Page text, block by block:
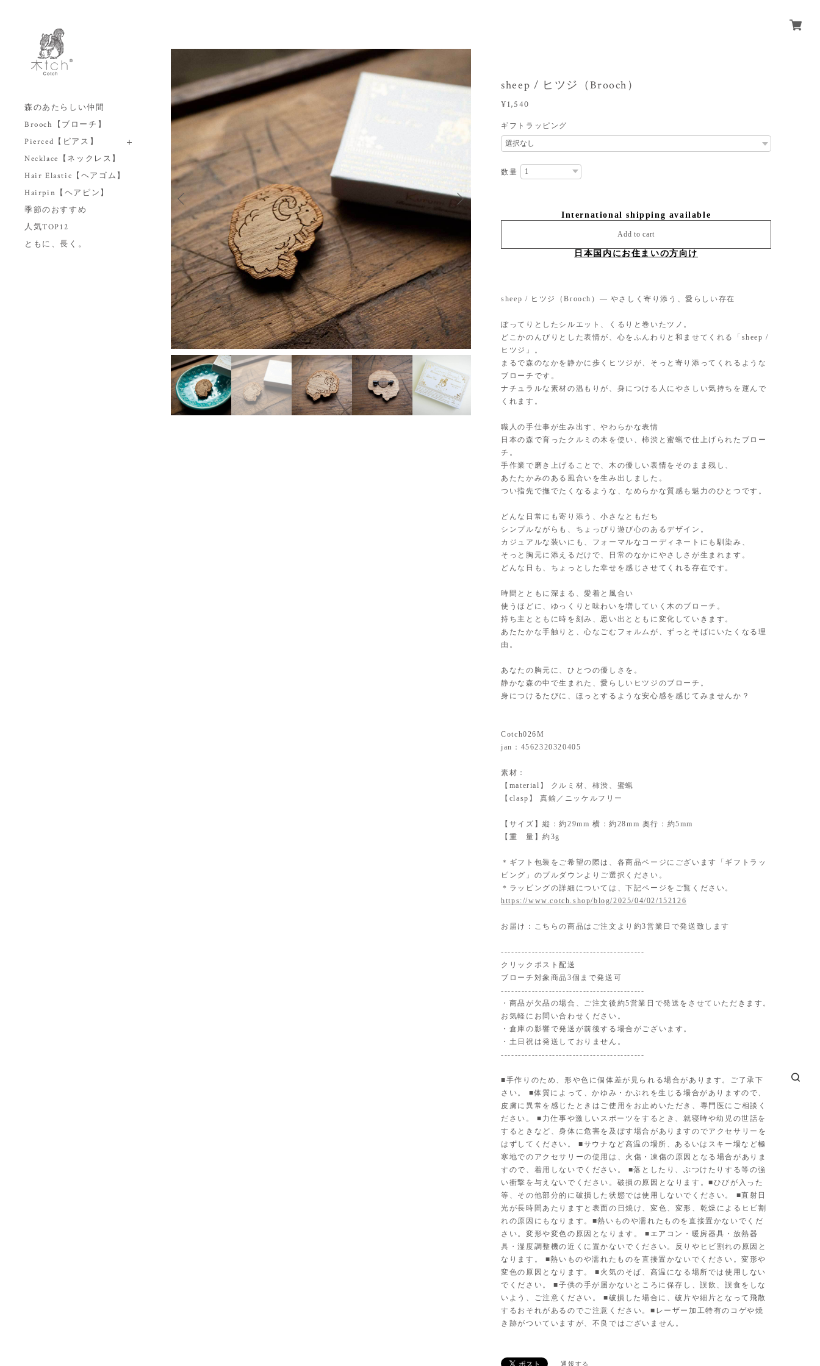
森のあたらしい仲間
Brooch【ブローチ】
Pierced【ピアス】
Necklace【ネックレス】
Hair Elastic【ヘアゴム】
Hairpin【ヘアピン】
季節のおすすめ
人気TOP12
ともに、長く。
2/5
sheep / ヒツジ（Brooch）
¥1,540
ギフトラッピング
数量
International shipping available
Add to cart
日本国内にお住まいの方向け
sheep / ヒツジ（Brooch）— やさしく寄り添う、愛らしい存在
ぽってりとしたシルエット、くるりと巻いたツノ。
どこかのんびりとした表情が、心をふんわりと和ませてくれる「sheep /
ヒツジ」。
まるで森のなかを静かに歩くヒツジが、そっと寄り添ってくれるような
ブローチです。
ナチュラルな素材の温もりが、身につける人にやさしい気持ちを運んで
くれます。
職人の手仕事が生み出す、やわらかな表情
日本の森で育ったクルミの木を使い、柿渋と蜜蝋で仕上げられたブロー
チ。
手作業で磨き上げることで、木の優しい表情をそのまま残し、
あたたかみのある風合いを生み出しました。
つい指先で撫でたくなるような、なめらかな質感も魅力のひとつです。
どんな日常にも寄り添う、小さなともだち
シンプルながらも、ちょっぴり遊び心のあるデザイン。
カジュアルな装いにも、フォーマルなコーディネートにも馴染み、
そっと胸元に添えるだけで、日常のなかにやさしさが生まれます。
どんな日も、ちょっとした幸せを感じさせてくれる存在です。
時間とともに深まる、愛着と風合い
使うほどに、ゆっくりと味わいを増していく木のブローチ。
持ち主とともに時を刻み、思い出とともに変化していきます。
あたたかな手触りと、心なごむフォルムが、ずっとそばにいたくなる理
由。
あなたの胸元に、ひとつの優しさを。
静かな森の中で生まれた、愛らしいヒツジのブローチ。
身につけるたびに、ほっとするような安心感を感じてみませんか？
Cotch026M
jan：4562320320405
素材：
【material】 クルミ材、柿渋、蜜蝋
【clasp】 真鍮／ニッケルフリー
【サイズ】縦：約29mm 横：約28mm 奥行：約5mm
【重 量】約3g
＊ギフト包装をご希望の際は、各商品ページにございます「ギフトラッ
ピング」のプルダウンよりご選択ください。
＊ラッピングの詳細については、下記ページをご覧ください。
https://www.cotch.shop/blog/2025/04/02/152126
お届け：こちらの商品はご注文より約3営業日で発送致します
------------------------------------------
クリックポスト配送
ブローチ対象商品3個まで発送可
------------------------------------------
・商品が欠品の場合、ご注文後約5営業日で発送をさせていただきます。
お気軽にお問い合わせください。
・倉庫の影響で発送が前後する場合がございます。
・土日祝は発送しておりません。
------------------------------------------
■手作りのため、形や色に個体差が見られる場合があります。ご了承下
さい。 ■体質によって、かゆみ・かぶれを生じる場合がありますので、
皮膚に異常を感じたときはご使用をお止めいただき、専門医にご相談く
ださい。 ■力仕事や激しいスポーツをするとき、就寝時や幼児の世話を
するときなど、身体に危害を及ぼす場合がありますのでアクセサリーを
はずしてください。 ■サウナなど高温の場所、あるいはスキー場など極
寒地でのアクセサリーの使用は、火傷・凍傷の原因となる場合がありま
すので、着用しないでください。 ■落としたり、ぶつけたりする等の強
い衝撃を与えないでください。破損の原因となります。■ひびが入った
等、その他部分的に破損した状態では使用しないでください。 ■直射日
光が長時間あたりますと表面の日焼け、変色、変形、乾燥によるヒビ割
れの原因にもなります。■熱いものや濡れたものを直接置かないでくだ
さい。変形や変色の原因となります。 ■エアコン・暖房器具・放熱器
具・湿度調整機の近くに置かないでください。反りやヒビ割れの原因と
なります。 ■熱いものや濡れたものを直接置かないでください。変形や
変色の原因となります。 ■火気のそば、高温になる場所では使用しない
でください。 ■子供の手が届かないところに保存し、誤飲、誤食をしな
いよう、ご注意ください。 ■破損した場合に、破片や細片となって飛散
するおそれがあるのでご注意ください。■レーザー加工特有のコゲや焼
き跡がついていますが、不良ではございません。
通報する